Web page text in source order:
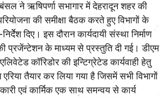
ने ऋषिपर्णा सभागार में देहरादून शहर की
की समीक्षा बैठक करते हुए विभागों के
दिए। इस दौरान कार्यदायी संस्था निर्माण
की प्रजेंन्टेशन के माध्यम से प्रस्तुति दी गई। डीएम
कॉरिडोर की इन्टिग्रेटेड कार्यवाही हेतु
तैयार कर लिया गया है जिसमें सभी विभागों
एवं कार्मिक एक साथ समन्वय से कार्य